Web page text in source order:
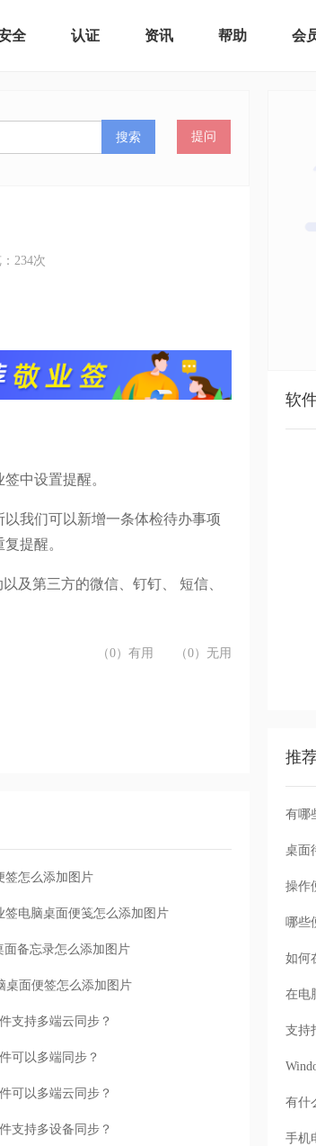
全 认证 资讯 帮助 会
搜索 提问
234次
中设置提醒。
我们可以新增一条体检待办事项
提醒。
及第三方的微信、钉钉、 短信、
（0）有用 （0）无用
签怎么添加图片
签电脑桌面便笺怎么添加图片
面备忘录怎么添加图片
桌面便签怎么添加图片
支持多端云同步？
可以多端同步？
可以多端云同步？
支持多设备同步？
软
推
有哪
桌面
操作
哪些
如何
在电
支持
有什
手机